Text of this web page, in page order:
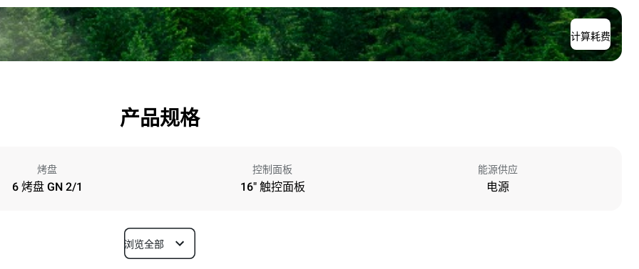
计算耗费
产品规格
烤盘
6 烤盘 GN 2/1
控制面板
16" 触控面板
能源供应
电源
浏览全部